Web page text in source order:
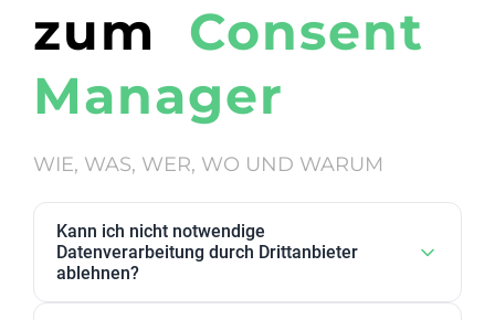
zum Consent
Manager
WIE, WAS, WER, WO UND WARUM
Kann ich nicht notwendige
Datenverarbeitung durch Drittanbieter
ablehnen?